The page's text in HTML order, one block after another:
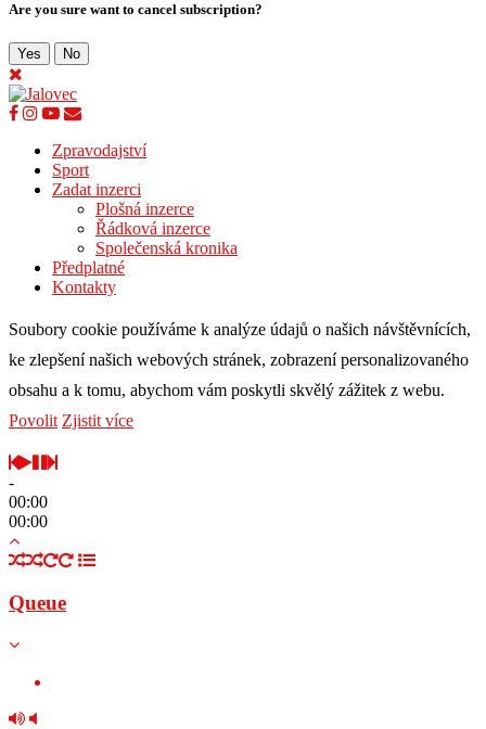
Are you sure want to cancel subscription?
Yes No
Zpravodajství
Sport
Zadat inzerci
Plošná inzerce
Řádková inzerce
Společenská kronika
Předplatné
Kontakty
Soubory cookie používáme k analýze údajů o našich návštěvnících,
ke zlepšení našich webových stránek, zobrazení personalizovaného
obsahu a k tomu, abychom vám poskytli skvělý zážitek z webu.
Povolit Zjistit více
-
00:00
00:00
Queue